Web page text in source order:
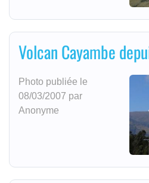
Volcan Cayambe
Photo publiée le
08/03/2007 par
Anonyme